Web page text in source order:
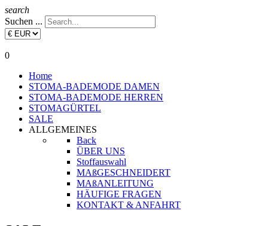
search
Suchen ...
0
Home
STOMA-BADEMODE DAMEN
STOMA-BADEMODE HERREN
STOMAGÜRTEL
SALE
ALLGEMEINES
Back
ÜBER UNS
Stoffauswahl
MAßGESCHNEIDERT
MAßANLEITUNG
HÄUFIGE FRAGEN
KONTAKT & ANFAHRT